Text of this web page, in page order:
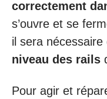
correctement
s’ouvre et se
il sera nécessaire
niveau des rails
Pour agir et